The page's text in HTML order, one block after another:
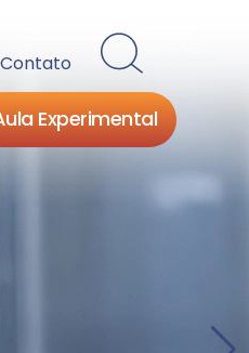
Contato
Experimental